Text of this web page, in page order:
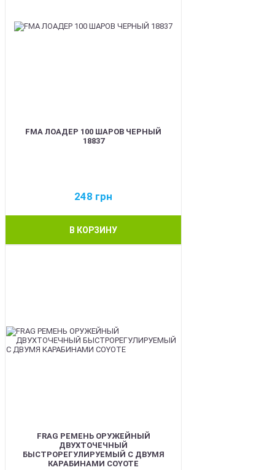
FMA ЛОАДЕР 100 ШАРОВ ЧЕРНЫЙ
18837
248 грн
В КОРЗИНУ
FRAG РЕМЕНЬ ОРУЖЕЙНЫЙ
ДВУХТОЧЕЧНЫЙ
БЫСТРОРЕГУЛИРУЕМЫЙ С ДВУМЯ
КАРАБИНАМИ COYOTE